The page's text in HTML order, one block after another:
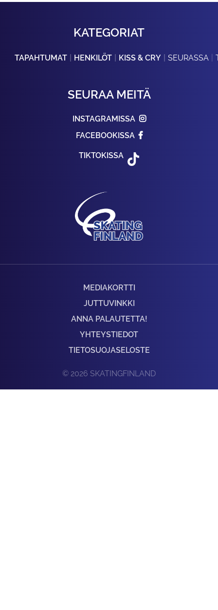
KATEGORIAT
TAPAHTUMAT HENKILÖT KISS & CRY SEURASSA
SEURAA MEITÄ
INSTAGRAMISSA
FACEBOOKISSA
TIKTOKISSA
MEDIAKORTTI
JUTTUVINKKI
ANNA PALAUTETTA!
YHTEYSTIEDOT
TIETOSUOJASELOSTE
© 2026 SKATINGFINLAND